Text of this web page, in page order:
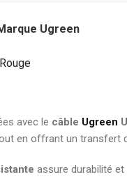
à Courrier
Bloc Note
Ugreen
avec le câble Ugreen
en offrant un transfert
assure durabilité